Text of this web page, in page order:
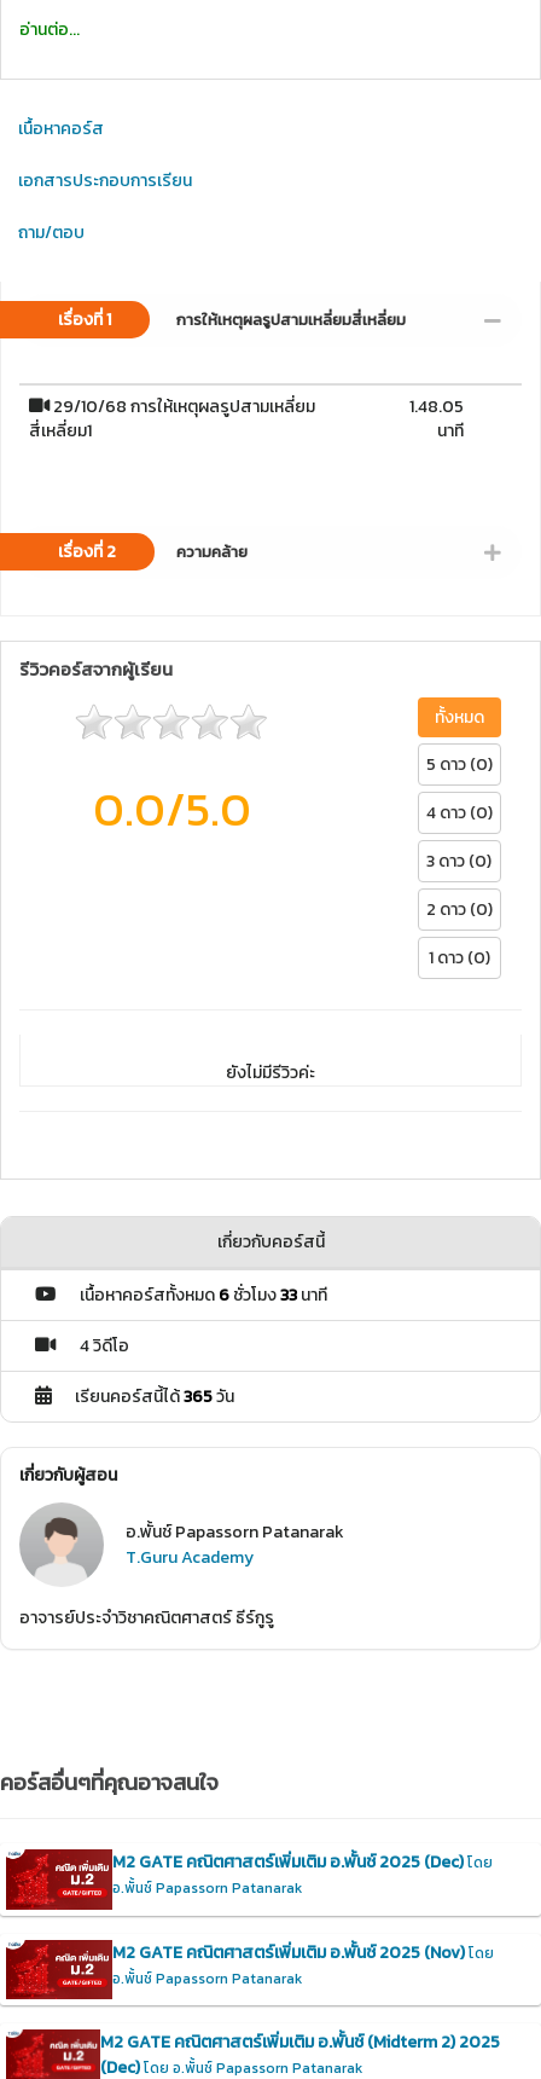
อ่านต่อ...
เนื้อหาคอร์ส
เอกสารประกอบการเรียน
ถาม/ตอบ
เรื่องที่ 1 การให้เหตุผลรูปสามเหลี่ยมสี่เหลี่ยม
29/10/68 การให้เหตุผลรูปสามเหลี่ยม
สี่เหลี่ยม1
1.48.05
นาที
เรื่องที่ 2 ความคล้าย
รีวิวคอร์สจากผู้เรียน
0.0/5.0
ทั้งหมด
5 ดาว (0)
4 ดาว (0)
3 ดาว (0)
2 ดาว (0)
1 ดาว (0)
ยังไม่มีรีวิวค่ะ
เกี่ยวกับคอร์สนี้
เนื้อหาคอร์สทั้งหมด6ชั่วโมง33นาที
4 วิดีโอ
เรียนคอร์สนี้ได้365วัน
เกี่ยวกับผู้สอน
อ.พั้นช์ Papassorn Patanarak
T.Guru Academy
อาจารย์ประจำวิชาคณิตศาสตร์ ธีร์กูรู
คอร์สอื่นๆที่คุณอาจสนใจ
M2 GATE คณิตศาสตร์เพิ่มเติม อ.พั้นช์ 2025 (Dec)โดย
อ.พั้นช์ Papassorn Patanarak
M2 GATE คณิตศาสตร์เพิ่มเติม อ.พั้นช์ 2025 (Nov)โดย
อ.พั้นช์ Papassorn Patanarak
M2 GATE คณิตศาสตร์เพิ่มเติม อ.พั้นช์ (Midterm 2) 2025
(Dec)โดย อ.พั้นช์ Papassorn Patanarak